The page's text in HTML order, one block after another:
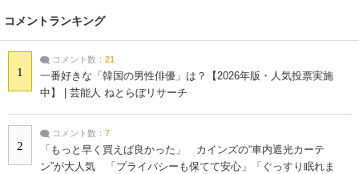
コメントランキング
1
コメント数： 21
一番好きな「韓国の男性俳優」は？【2026年版・人気投票実施
中】 | 芸能人 ねとらぼリサーチ
2
コメント数： 7
「もっと早く買えば良かった」 カインズの“車内遮光カーテ
ン”が大人気 「プライバシーも保てて安心」「ぐっすり眠れま